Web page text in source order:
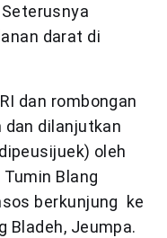
darat di
dan rombongan
dan dilanjutkan
oleh
Blang
berkunjung ke
Bladeh, Jeumpa.